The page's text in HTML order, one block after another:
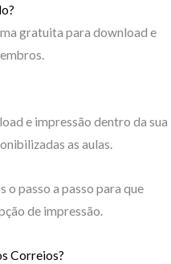
gratuita para download e
e impressão dentro da sua
as aulas.
o passo a passo para que
de impressão.
Correios?